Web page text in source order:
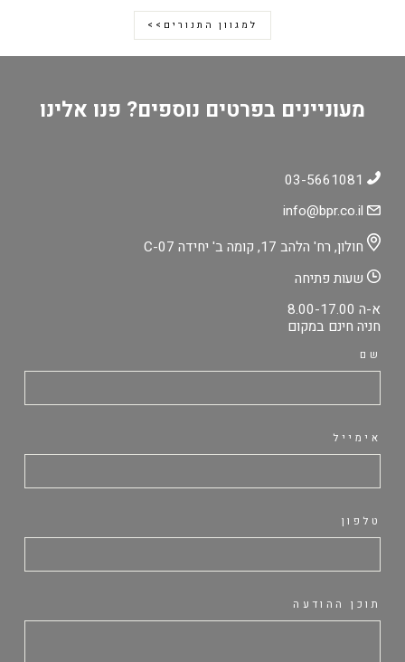
למגוון התנורים>>
מעוניינים בפרטים נוספים? פנו אלינו
חולון, רח' הלהב 17, קומה ב' יחידה C-07
שעות פתיחה
א-ה 8.00-17.00
חניה חינם במקום
שם
אימייל
טלפון
תוכן ההודעה